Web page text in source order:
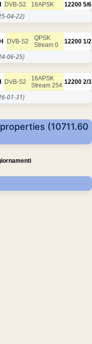
DVB-S2 16APSK 12200 5/6
04-22)
DVB-S2
QPSK
Stream 0
12200 1/2
06-25)
DVB-S2
16APSK
Stream 254 12200 2/3
01-31)
(10711.60